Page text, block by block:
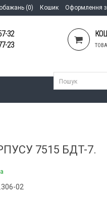
(0) Кошик Оформлення
32
23
7515 БДТ-7.
02